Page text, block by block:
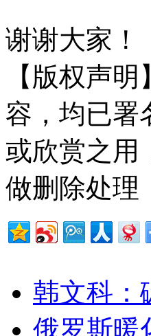
谢谢大家！
【版权声
容，均已署
或欣赏之用
做删除处理
韩文科：
俄罗斯暖